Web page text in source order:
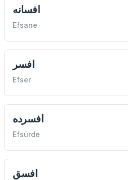
افسانه
Efsane
افسر
Efser
افسرده
Efsürde
افسق